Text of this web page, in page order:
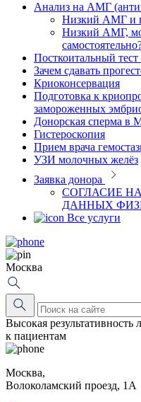
Анализ на АМГ
Низкий АМГ и
Низкий АМГ,
Посткоитальный
Зачем сдавать
Криоконсервация
Подготовка к
замороженных
Донорская сперма в
Гистероскопия
Прием врача
УЗИ молочных желёз
Заявка донора
СОГЛАСИЕ
ДАННЫХ
Все услуги
Москва
Высокая
к пациентам
Москва,
Волоколамский проезд, 1А